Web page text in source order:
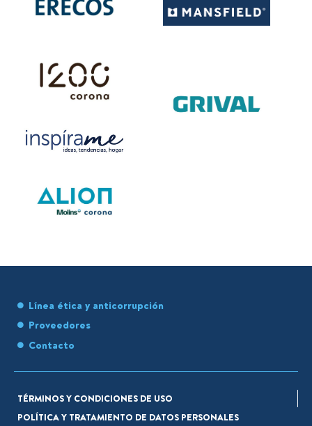
Línea ética y anticorrupción
Proveedores
Contacto
TÉRMINOS Y CONDICIONES DE USO
POLÍTICA Y TRATAMIENTO DE DATOS PERSONALES